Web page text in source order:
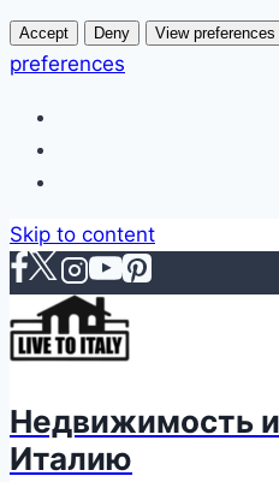
Accept Deny View preferences
preferences
Skip to content
Недвижимость
Италию